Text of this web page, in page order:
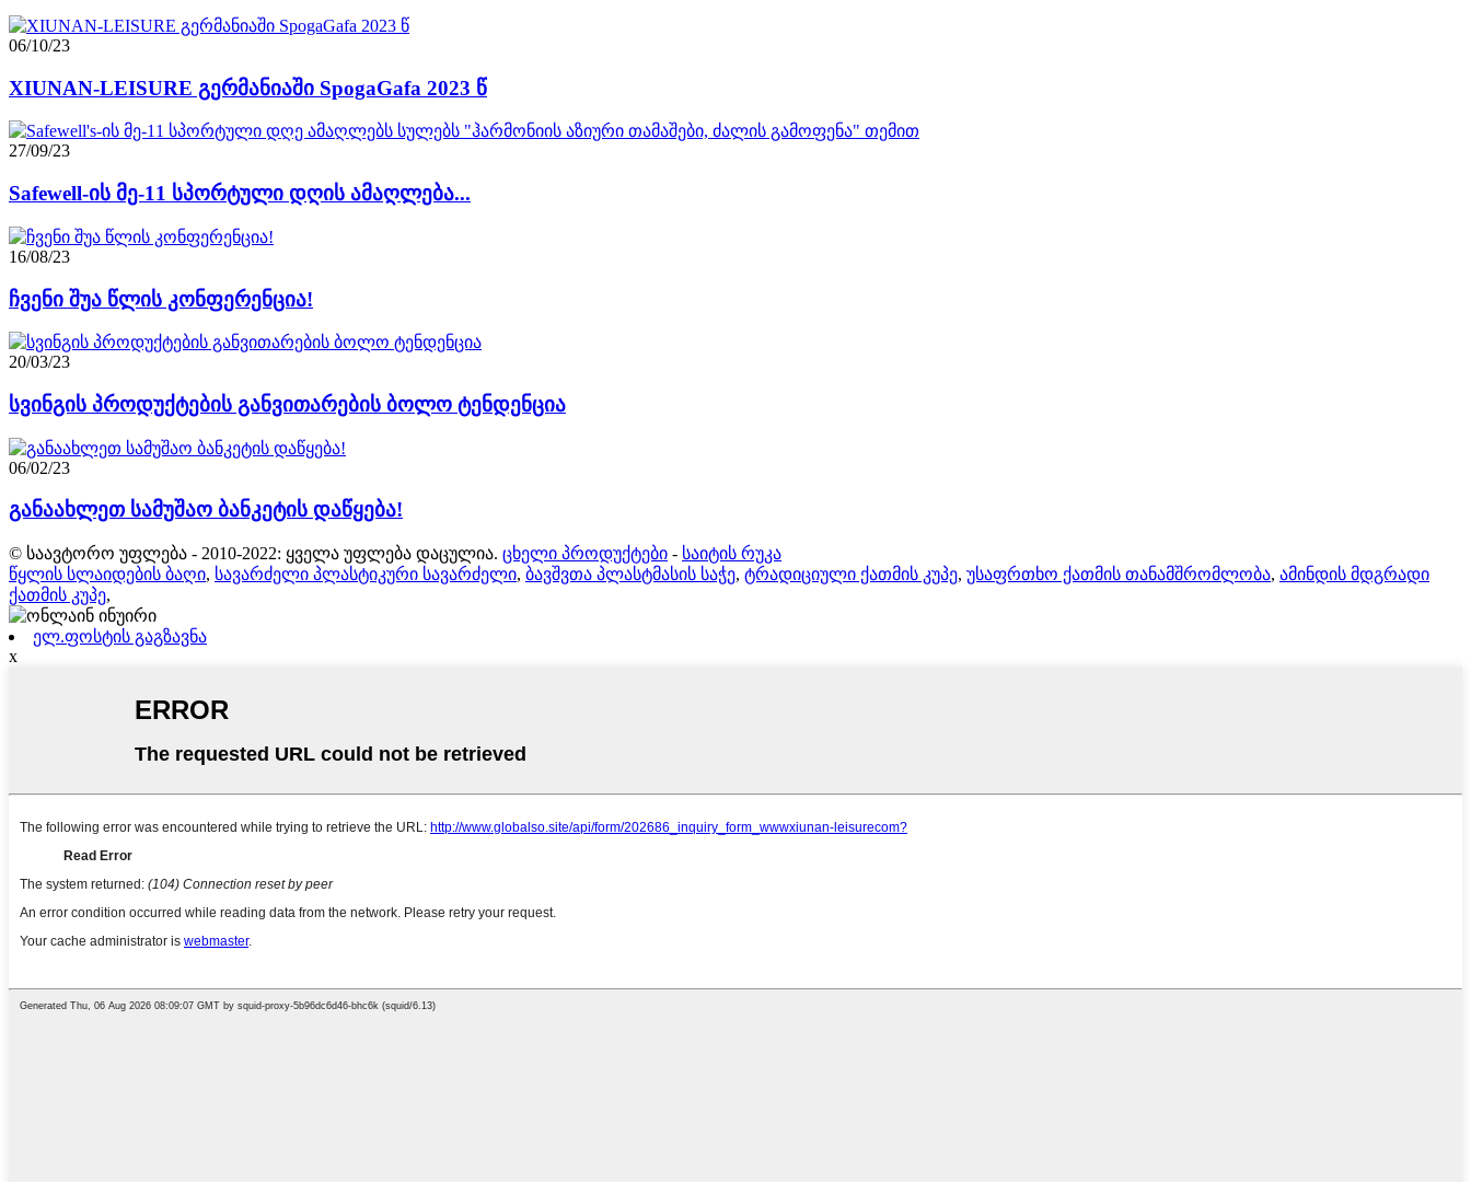
06/10/23
XIUNAN-LEISURE გერმანიაში SpogaGafa 2023 წ
27/09/23
Safewell-ის მე-11 სპორტული დღის ამაღლება...
16/08/23
ჩვენი შუა წლის კონფერენცია!
20/03/23
სვინგის პროდუქტების განვითარების ბოლო ტენდენცია
06/02/23
განაახლეთ სამუშაო ბანკეტის დაწყება!
© საავტორო უფლება - 2010-2022: ყველა უფლება დაცულია. ცხელი პროდუქტები - საიტის რუკა
წყლის სლაიდების ბაღი, სავარძელი პლასტიკური სავარძელი, ბავშვთა პლასტმასის საჭე, ტრადიციული ქათმის კუპე, უსაფრთხო ქათმის თანამშრომლობა, ამინდის მდგრადი
ქათმის კუპე,
ელ.ფოსტის გაგზავნა
x